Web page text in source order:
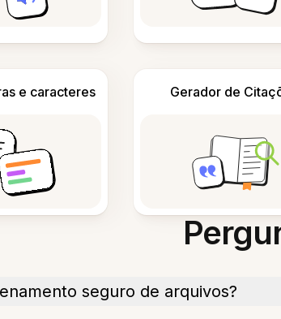
e caracteres Gerador de
seguro de arquivos?